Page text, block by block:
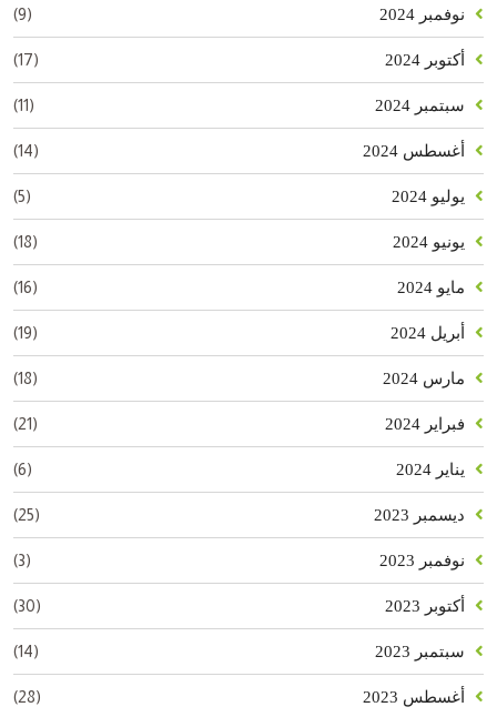
نوفمبر 2024 (9)
أكتوبر 2024 (17)
سبتمبر 2024 (11)
أغسطس 2024 (14)
يوليو 2024 (5)
يونيو 2024 (18)
مايو 2024 (16)
أبريل 2024 (19)
مارس 2024 (18)
فبراير 2024 (21)
يناير 2024 (6)
ديسمبر 2023 (25)
نوفمبر 2023 (3)
أكتوبر 2023 (30)
سبتمبر 2023 (14)
أغسطس 2023 (28)